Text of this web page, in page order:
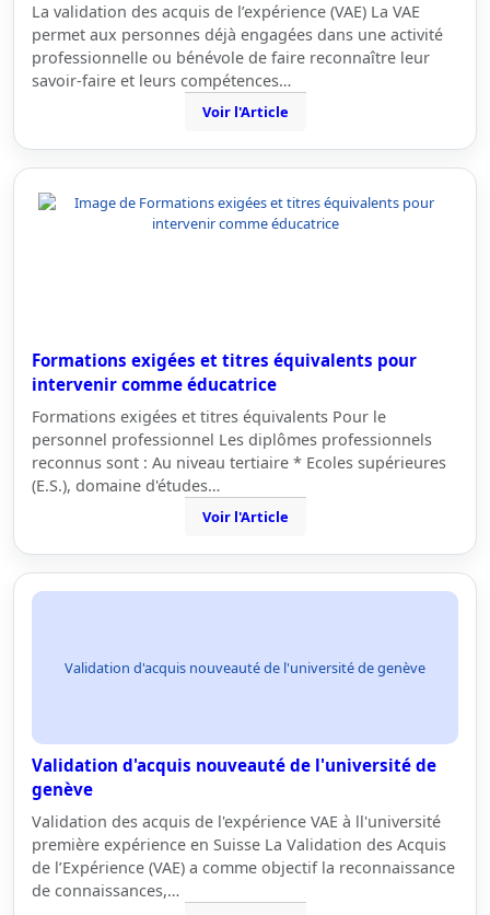
La validation des acquis de l’expérience (VAE) La VAE
permet aux personnes déjà engagées dans une activité
professionnelle ou bénévole de faire reconnaître leur
savoir-faire et leurs compétences…
Voir l'Article
Formations exigées et titres équivalents pour
intervenir comme éducatrice
Formations exigées et titres équivalents Pour le
personnel professionnel Les diplômes professionnels
reconnus sont : Au niveau tertiaire * Ecoles supérieures
(E.S.), domaine d'études…
Voir l'Article
Validation d'acquis nouveauté de l'université de genève
Validation d'acquis nouveauté de l'université de
genève
Validation des acquis de l'expérience VAE à ll'université
première expérience en Suisse La Validation des Acquis
de l’Expérience (VAE) a comme objectif la reconnaissance
de connaissances,…